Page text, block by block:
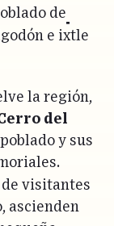
de
e ixtle
la región,
del
y sus
de visitantes
ascienden